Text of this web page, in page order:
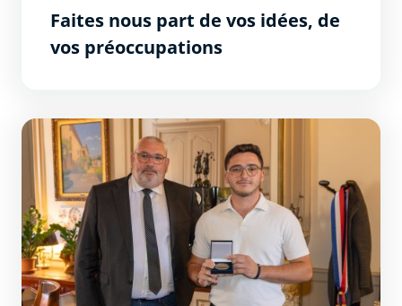
Faites nous part de vos idées, de
vos préoccupations
Carcassonne met à l’honneur un jeune héros du